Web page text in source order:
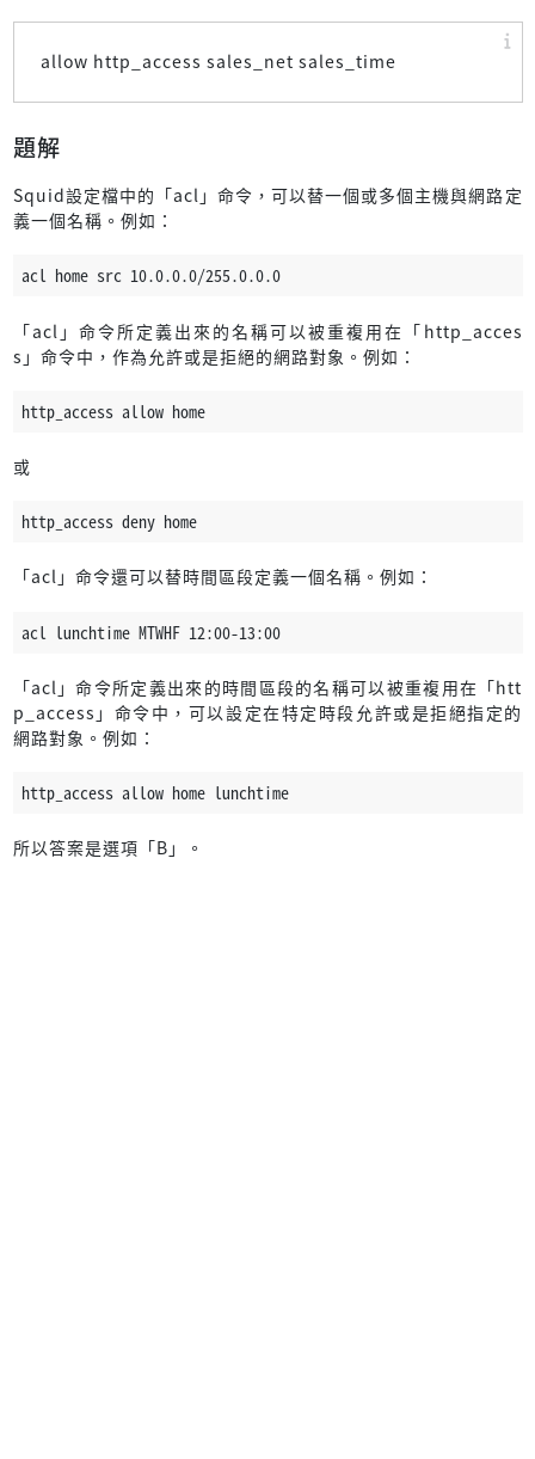
allow http_access sales_net sales_time
題解
Squid設定檔中的「acl」命令，可以替一個或多個主機與網路定
義一個名稱。例如：
acl home src 10.0.0.0/255.0.0.0
「acl」命令所定義出來的名稱可以被重複用在「http_acces
s」命令中，作為允許或是拒絕的網路對象。例如：
http_access allow home
或
http_access deny home
「acl」命令還可以替時間區段定義一個名稱。例如：
acl lunchtime MTWHF 12:00-13:00
「acl」命令所定義出來的時間區段的名稱可以被重複用在「htt
p_access」命令中，可以設定在特定時段允許或是拒絕指定的
網路對象。例如：
http_access allow home lunchtime
所以答案是選項「B」。